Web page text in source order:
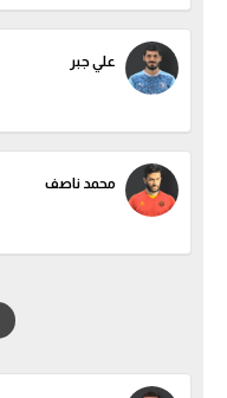
علي جبر
محمد ناصف